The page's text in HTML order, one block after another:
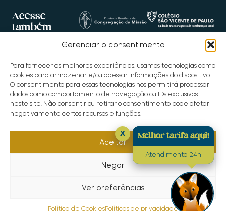
Gerenciar o consentimento
Para fornecer as melhores experiências, usamos tecnologias como
cookies para armazenar e/ou acessar informações do dispositivo.
O consentimento para essas tecnologias nos permitirá processar
dados como comportamento de navegação ou IDs exclusivos
neste site. Não consentir ou retirar o consentimento pode afetar
negativamente certos recursos e funções.
Aceitar
Negar
Ver preferências
Política de CookiesPolíticas de privacidade
Acesse
também
Copyright © 2025 Santuário do Caraça
Site desenvolvido por Bibit Marketing
Melhor tarifa aqui!
Atendimento 24h
x